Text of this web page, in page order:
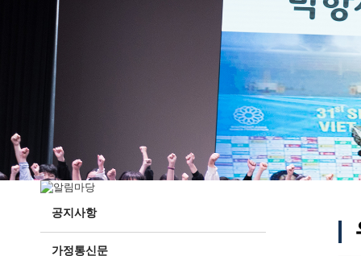
학교 CI
교직원현황
학생현황
위치/전화
전경사진
공지사항
가정통신문